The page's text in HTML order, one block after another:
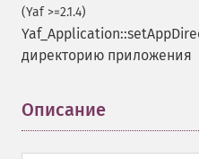
(Yaf >=2.1.4)
директорию приложения
Описание